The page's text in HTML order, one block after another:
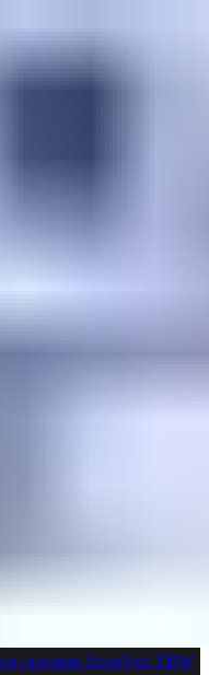
станком KronVuz TBW